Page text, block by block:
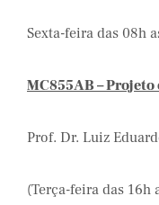
Sexta-feira das 08h
MC855AB –
Prof. Dr. Luiz
(Terça-feira das 16h